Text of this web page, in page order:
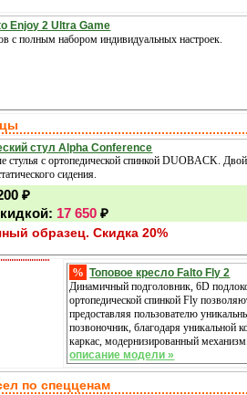
Enjoy 2 Ultra Game
с полным набором индивидуальных настроек.
стул Alpha Conference
стулья с ортопедической спинкой DUOBACK.
сидения.
₽
17 650 ₽
образец. Скидка 20%
% Топовое кресло Falto Fly 2
Динамичный подголовник, 6D
ортопедической спинкой Fly
предоставляя пользователю
позвоночник, благодаря уникальной
каркас, модернизированный механизм.
описание модели »
по спецценам